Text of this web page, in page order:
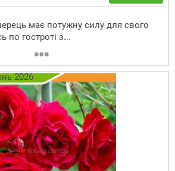
має потужну силу для свого
по гостроті з...